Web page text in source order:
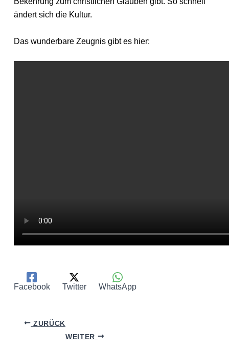
ändert sich die Kultur.
Das wunderbare Zeugnis gibt es hier:
Facebook Twitter WhatsApp
ZURÜCK
WEITER